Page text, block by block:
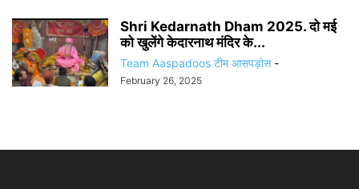
Shri Kedarnath Dham 2025. दो मई
को खुलेंगे केदारनाथ मंदिर के...
Team Aaspadoos टीम आसपड़ोस -
February 26, 2025